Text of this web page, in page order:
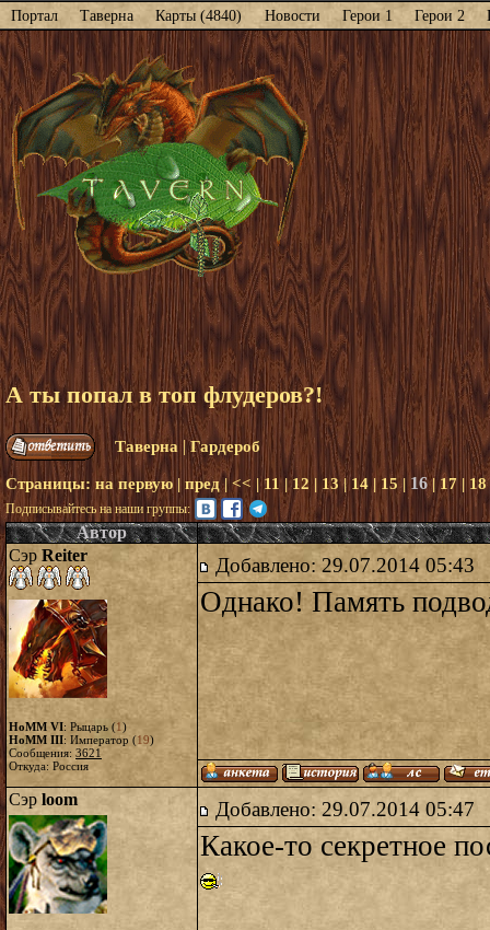
Портал Таверна Карты (4840) Новости Герои 1 Герои 2
А ты попал в топ флудеров?!
Таверна |Гардероб
Страницы: на первую | пред|<< |11|12 | 13| 14 | 15| 16|17 | 18
Подписывайтесь на наши группы:
Автор
Сэр Reiter
HoMM VI: Рыцарь (1)
HoMM III: Император (19)
Сообщения: 3621
Откуда: Россия
Добавлено: 29.07.2014 05:43
Однако! Память
Сэр loom Добавлено: 29.07.2014 05:47
Какое-то секретное